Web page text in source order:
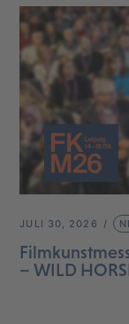
JULI 30, 2026
– WILD